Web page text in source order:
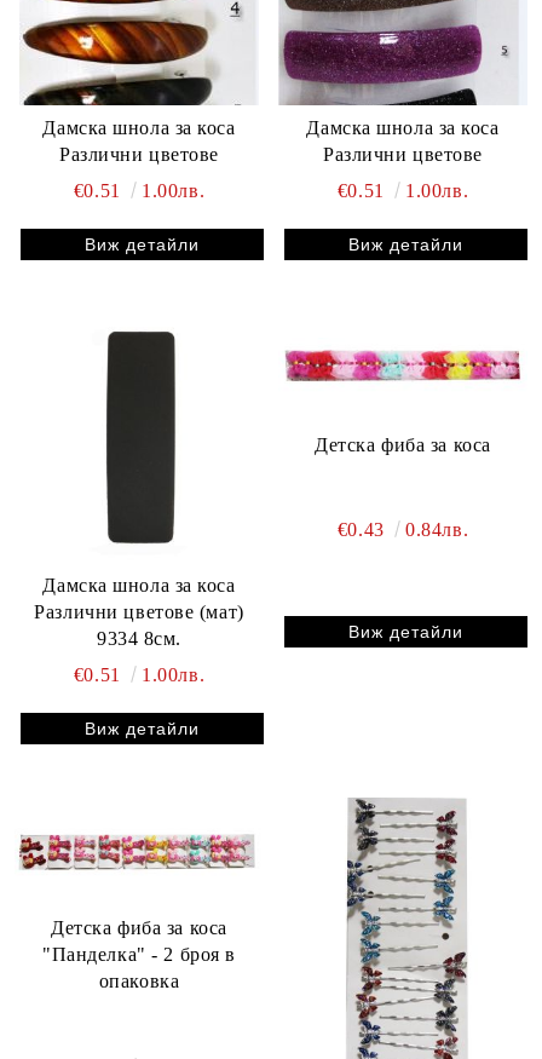
Дамска шнола за коса
Различни цветове
€0.51
1.00лв.
Виж детайли
Дамска шнола за коса
Различни цветове
€0.51
1.00лв.
Виж детайли
Дамска шнола за коса
Различни цветове (мат)
9334 8см.
€0.51
1.00лв.
Виж детайли
Детска фиба за коса
€0.43 0.84лв.
Виж детайли
Детска фиба за коса
"Панделка" - 2 броя в
опаковка